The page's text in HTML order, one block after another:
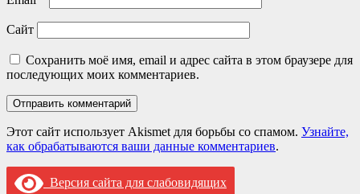
Сайт
Сохранить моё имя, email и адрес сайта в этом браузере для
последующих моих комментариев.
Этот сайт использует Akismet для борьбы со спамом. Узнайте,
как обрабатываются ваши данные комментариев.
Версия сайта для слабовидящих